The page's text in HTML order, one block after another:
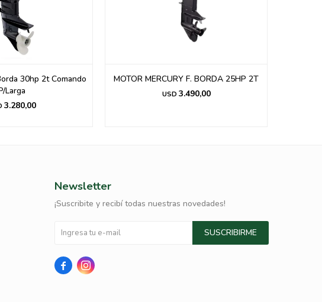
30hp 2t Comando
Larga
3.280,00
MOTOR MERCURY F. BORDA 25HP 2T
USD 3.490,00
Newsletter
¡Suscribite y recibí todas nuestras novedades!
SUSCRIBIRME
 